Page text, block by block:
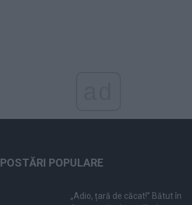
POSTĂRI POPULARE
„Adio, țară de căcat!” Bătut în